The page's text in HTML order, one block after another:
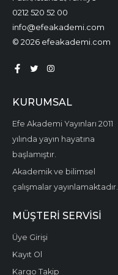
0212 520 52 00
info@efeakademi.com
© 2026 efeakademi.com
KURUMSAL
Efe Akademi Yayınları 2011
yılında yayın hayatına
başlamıştır.
Akademik ve bilimsel
çalışmalar yayınlamaktadır.
MÜŞTERI SERVISI
Üye Girişi
Kayıt Ol
Kargo Takip